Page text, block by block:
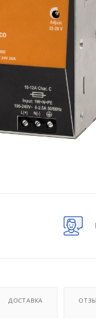
ДОСТАВКА